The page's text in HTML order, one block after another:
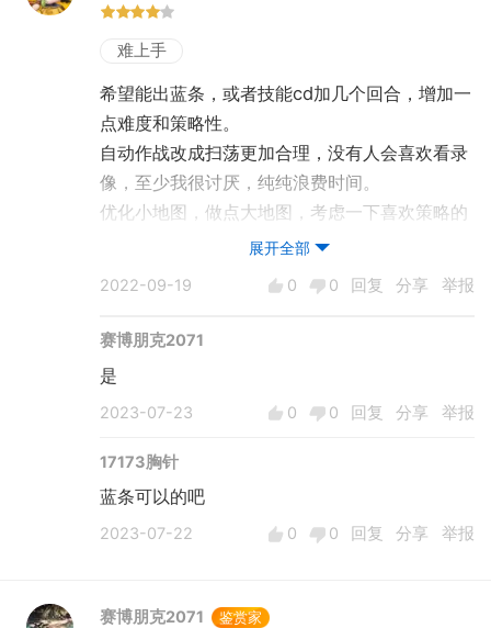
效率会不会降低？或者说，依靠信赖获取的皮肤
是相对基础的品质，后续其他“高品质”时装是需
要氪金获取的。
2.刷材料效率较高
本作刷材料的效率还挺不错，无论是物品掉率还
是最高3倍的作战效率，这样的设定都能节省不
少时间。
但同时体力消耗过多也是一个问题。
貌似战棋游戏基本都有悔棋机制，和其他同类型
进度才会开放。
4.代理作战可以战前自选阵容
仔细观察了下，本作的代理作战如果战前不调整
位角色参战。
5.部分关卡具备一定的策略感
战棋如果做成纯数值游戏就没啥意思了，好在本
是不够的，我想你们的策划应该能明白。
难上手
希望能出蓝条，或者技能cd加几个回合，增加一
点难度和策略性。
自动作战改成扫荡更加合理，没有人会喜欢看录
像，至少我很讨厌，纯纯浪费时间。
优化小地图，做点大地图，考虑一下喜欢策略的
喜欢玩战棋的玩家不多，因此战棋游戏也不多，
喜欢你游能做的好一点，三测能带给我们惊喜
展开全部
2022-09-19 0 0 回复 分享 举报
赛博朋克2071
是
2023-07-23 0 0 回复 分享 举报
17173胸针
蓝条可以的吧
2023-07-22 0 0 回复 分享 举报
赛博朋克2071 鉴赏家